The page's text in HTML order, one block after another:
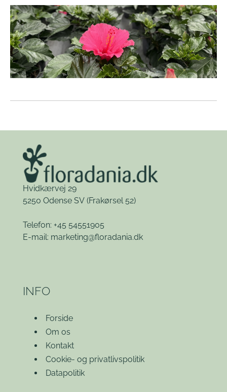
Hvidkærvej 29
5250 Odense SV (Frakørsel 52)
Telefon: +45 54551905
E-mail: marketing@floradania.dk
INFO
Forside
Om os
Kontakt
Cookie- og privatlivspolitik
Datapolitik